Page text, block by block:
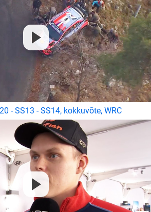
- SS13 - SS14, kokkuvõte, WRC